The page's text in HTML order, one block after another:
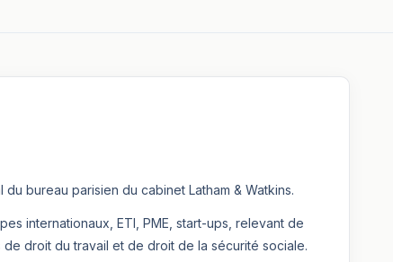
bureau parisien du cabinet Latham & Watkins.
internationaux, ETI, PME, start-ups, relevant de
droit du travail et de droit de la sécurité sociale.